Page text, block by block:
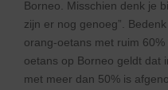
Borneo. Misschien denk je
zijn er nog genoeg”.
orang-oetans met ruim
oetans op Borneo geldt dat
met meer dan 50% is